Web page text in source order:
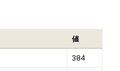
値
384